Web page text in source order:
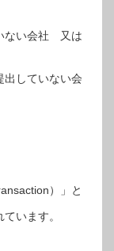
ない会社 又は
していない会
）」と
います。